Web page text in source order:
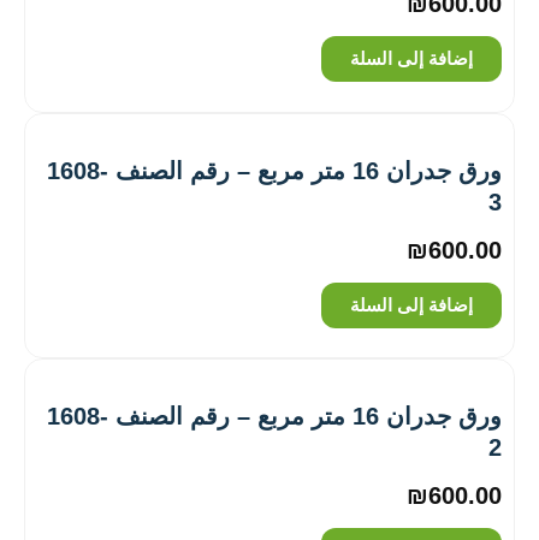
إضافة إلى السلة
ورق جدران 16 متر مربع – رقم الصنف ‎1608-
3
₪600.00
إضافة إلى السلة
ورق جدران 16 متر مربع – رقم الصنف ‎1608-
2
₪600.00